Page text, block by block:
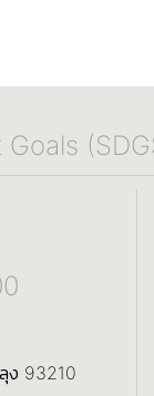
ง 93210